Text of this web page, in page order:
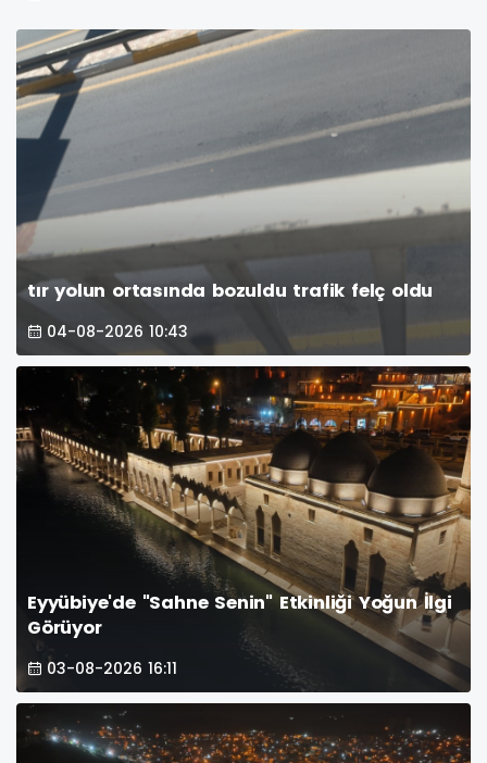
tır yolun ortasında bozuldu trafik felç oldu
04-08-2026 10:43
Eyyübiye'de "Sahne Senin" Etkinliği Yoğun İlgi
Görüyor
03-08-2026 16:11